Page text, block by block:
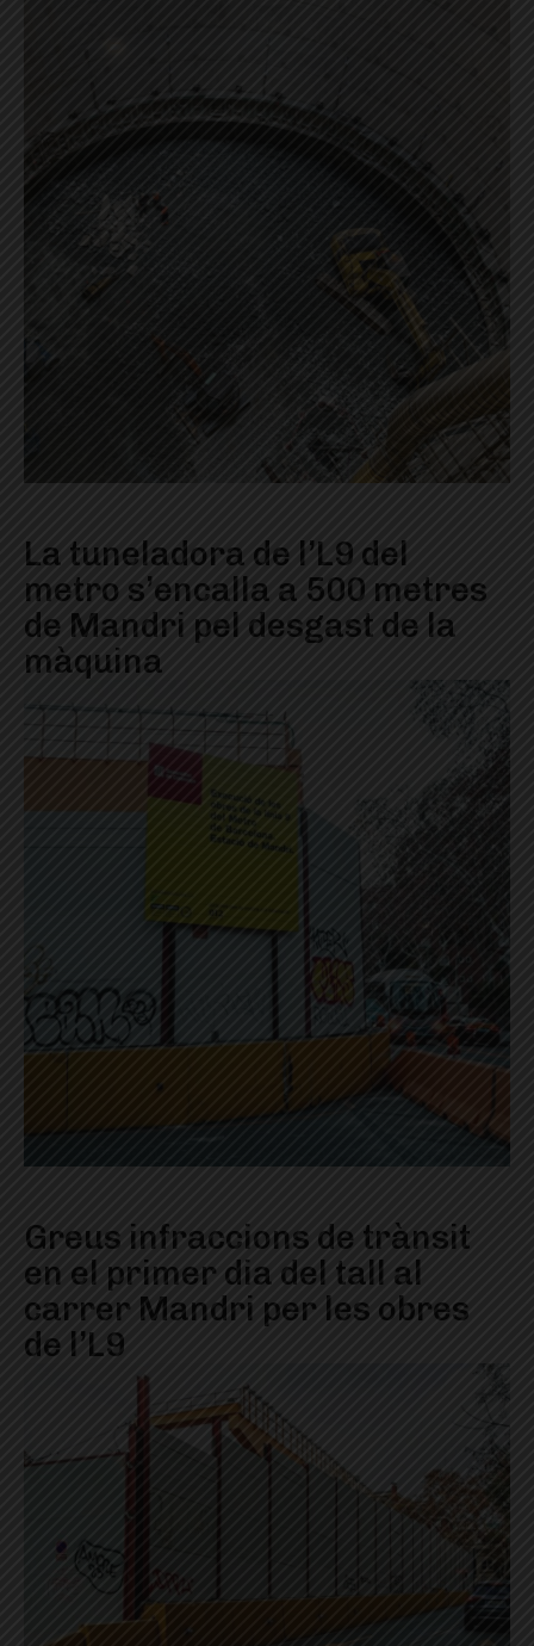
La tuneladora de l’L9 del
metro s’encalla a 500 metres
de Mandri pel desgast de la
màquina
Greus infraccions de trànsit
en el primer dia del tall al
carrer Mandri per les obres
de l’L9